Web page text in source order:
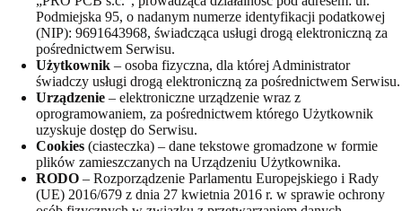
Podmiejska 95, o nadanym numerze identyfikacji podatkowej
(NIP): 9691643968, świadcząca usługi drogą elektroniczną za
pośrednictwem Serwisu.
Użytkownik – osoba fizyczna, dla której Administrator
świadczy usługi drogą elektroniczną za pośrednictwem Serwisu.
Urządzenie – elektroniczne urządzenie wraz z
oprogramowaniem, za pośrednictwem którego Użytkownik
uzyskuje dostęp do Serwisu.
Cookies (ciasteczka) – dane tekstowe gromadzone w formie
plików zamieszczanych na Urządzeniu Użytkownika.
RODO – Rozporządzenie Parlamentu Europejskiego i Rady
(UE) 2016/679 z dnia 27 kwietnia 2016 r. w sprawie ochrony